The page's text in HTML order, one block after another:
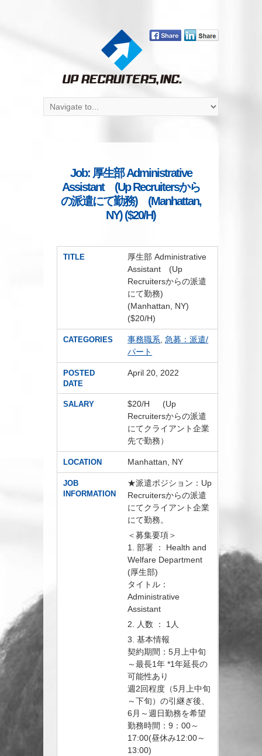
Job: 厚生部 Administrative
Assistant (Up Recruitersから
の派遣にて勤務) (Manhattan,
NY) ($20/H)
TITLE
厚生部 Administrative
Assistant (Up
Recruitersからの派遣
にて勤務)
(Manhattan, NY)
($20/H)
CATEGORIES 事務職系 ,急募：派遣/
パート
POSTED
DATE
April 20, 2022
SALARY
$20/H (Up
Recruitersからの派遣
にてクライアント企業
先で勤務）
LOCATION Manhattan, NY
JOB
INFORMATION
★派遣ポジション：Up
Recruitersからの派遣
にてクライアント企業
にて勤務。
＜募集要項＞
1. 部署 ： Health and
Welfare Department
(厚生部)
タイトル：
Administrative
Assistant
2. 人数 ： 1人
3. 基本情報
契約期間：5月上中旬
～最長1年 *1年延長の
可能性あり
週2回程度（5月上中旬
～下旬）の引継ぎ後、
6月～週日勤務を希望
勤務時間：9：00～
17:00(昼休み12:00～
13:00)